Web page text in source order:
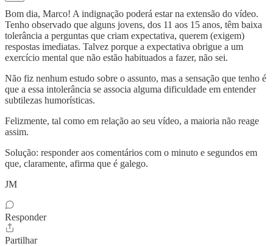
Bom dia, Marco! A indignação poderá estar na extensão do vídeo.
Tenho observado que alguns jovens, dos 11 aos 15 anos, têm baixa
tolerância a perguntas que criam expectativa, querem (exigem)
respostas imediatas. Talvez porque a expectativa obrigue a um
exercício mental que não estão habituados a fazer, não sei.
Não fiz nenhum estudo sobre o assunto, mas a sensação que tenho é
que a essa intolerância se associa alguma dificuldade em entender
subtilezas humorísticas.
Felizmente, tal como em relação ao seu vídeo, a maioria não reage
assim.
Solução: responder aos comentários com o minuto e segundos em
que, claramente, afirma que é galego.
JM
Responder
Partilhar